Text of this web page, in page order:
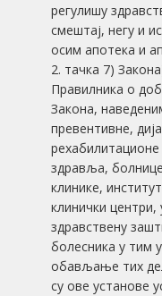
регулишу
смештај, негу и
осим апотека и
2. тачка 7)
Правилника о
Закона,
превентивне,
рехабилитационе
здравља,
клинике,
клинички центри,
здравствену
болесника у тим
обављање тих
су ове установе